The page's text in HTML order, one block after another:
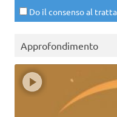
Do il consenso al
Approfondimento